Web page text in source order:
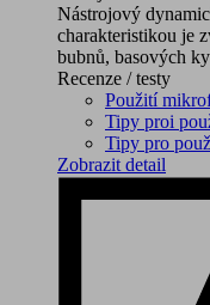
Nástrojový
charakteristikou je
bubnů, basových
Recenze / testy
Použití
Tipy proi
Tipy pro
Zobrazit detail